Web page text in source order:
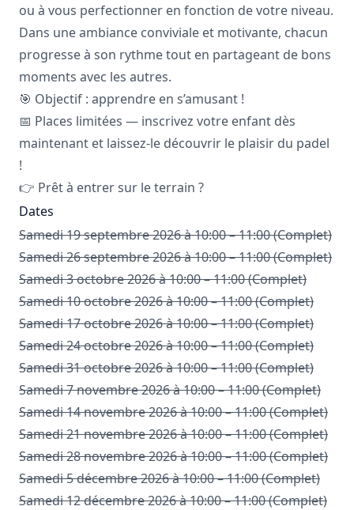
ou à vous perfectionner en fonction de votre niveau.
Dans une ambiance conviviale et motivante, chacun
progresse à son rythme tout en partageant de bons
moments avec les autres.
🎯 Objectif : apprendre en s’amusant !
📅 Places limitées — inscrivez votre enfant dès
maintenant et laissez-le découvrir le plaisir du padel
!
👉 Prêt à entrer sur le terrain ?
Dates
Samedi 19 septembre 2026 à 10:00 – 11:00 (Complet)
Samedi 26 septembre 2026 à 10:00 – 11:00 (Complet)
Samedi 3 octobre 2026 à 10:00 – 11:00 (Complet)
Samedi 10 octobre 2026 à 10:00 – 11:00 (Complet)
Samedi 17 octobre 2026 à 10:00 – 11:00 (Complet)
Samedi 24 octobre 2026 à 10:00 – 11:00 (Complet)
Samedi 31 octobre 2026 à 10:00 – 11:00 (Complet)
Samedi 7 novembre 2026 à 10:00 – 11:00 (Complet)
Samedi 14 novembre 2026 à 10:00 – 11:00 (Complet)
Samedi 21 novembre 2026 à 10:00 – 11:00 (Complet)
Samedi 28 novembre 2026 à 10:00 – 11:00 (Complet)
Samedi 5 décembre 2026 à 10:00 – 11:00 (Complet)
Samedi 12 décembre 2026 à 10:00 – 11:00 (Complet)